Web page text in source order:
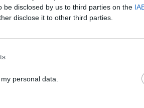
be disclosed by us to third parties on the
disclose it to other third parties.
personal data.
sol -éxpertise